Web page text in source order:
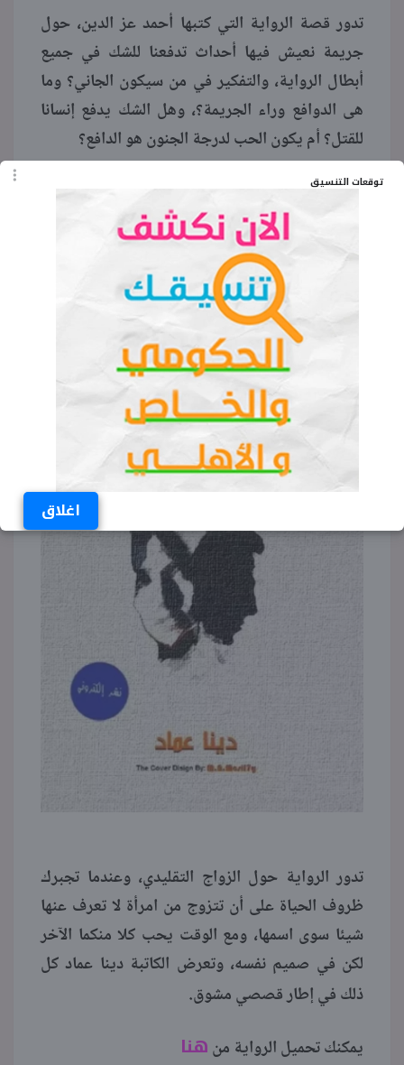
توقعات التنسيق
اغلاق
تدور قصة الرواية التي كتبها أحمد عز الدين، حول
جريمة نعيش فيها أحداث تدفعنا للشك في جميع
أبطال الرواية، والتفكير في من سيكون الجاني؟ وما
هى الدوافع وراء الجريمة؟، وهل الشك يدفع إنسانا
للقتل؟ أم يكون الحب لدرجة الجنون هو الدافع؟
يمكنك قراءتها أو تحميلها من
هنا
اقرأ المزيد:
عايز تبقى مثقف؟..
الموضوع سهل وفي 6 خطوات
تحت سقف واحد
تدور الرواية حول الزواج التقليدي، وعندما تجبرك
ظروف الحياة على أن تتزوج من امرأة لا تعرف عنها
شيئا سوى اسمها، ومع الوقت يحب كلا منكما الآخر
لكن في صميم نفسه، وتعرض الكاتبة دينا عماد كل
ذلك في إطار قصصي مشوق.
يمكنك تحميل الرواية منهنا